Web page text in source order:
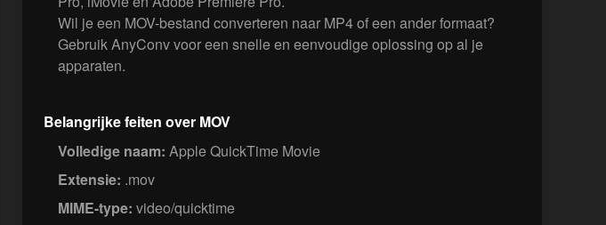
Wil je een MOV-bestand converteren naar MP4 of een ander formaat?
Gebruik AnyConv voor een snelle en eenvoudige oplossing op al je
apparaten.
Belangrijke feiten over MOV
Volledige naam: Apple QuickTime Movie
Extensie: .mov
MIME-type: video/quicktime